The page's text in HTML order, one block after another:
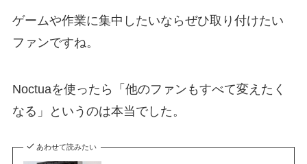
ゲームや作業に集中したいならぜひ取り付けたい
ファンですね。
Noctuaを使ったら「他のファンもすべて変えたく
なる」というのは本当でした。
あわせて読みたい